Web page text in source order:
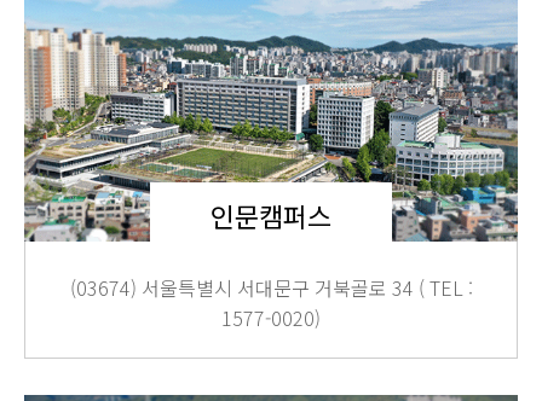
인문캠퍼스
(03674) 서울특별시 서대문구 거북골로 34 ( TEL :
1577-0020)